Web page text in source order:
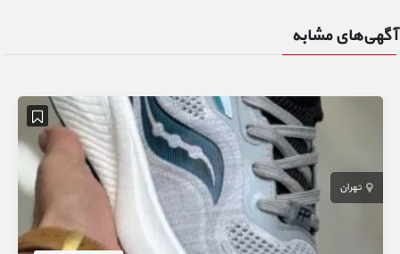
آگهی‌های مشابه
تهران